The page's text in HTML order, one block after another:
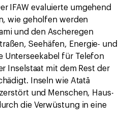
IFAW evaluierte umgehend
wie geholfen werden
und den Ascheregen
Seehäfen, Energie- und
Unterseekabel für Telefon
Inselstaat mit dem Rest der
Inseln wie Atatā
und Menschen, Haus-
die Verwüstung in eine